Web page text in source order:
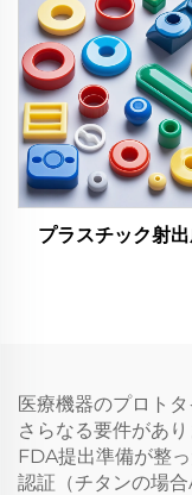
プラスチック射
医療機器のプロト
さらなる要件があ
FDA提出準備が整
認証（チタンの場